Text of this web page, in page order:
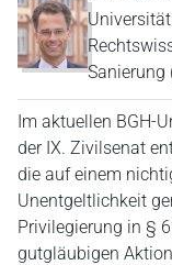
Sanierung
Im aktuellen BGH-
der IX. Zivilsenat
die auf einem
Unentgeltlichkeit
Privilegierung in §
gutgläubigen